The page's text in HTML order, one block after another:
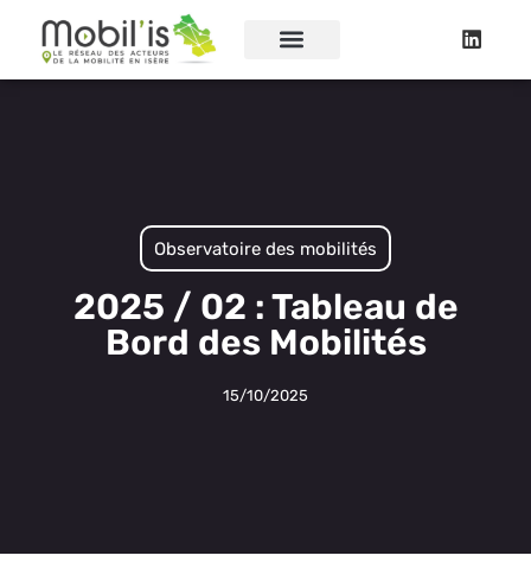
Observatoire des mobilités
2025 / 02 : Tableau de
Bord des Mobilités
15/10/2025